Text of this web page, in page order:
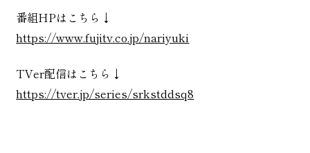
劇場貸切・団体予約
番組HPはこちら↓
https://www.fujitv.co.jp/nariyuki
TVer配信はこちら↓
https://tver.jp/series/srkstddsq8